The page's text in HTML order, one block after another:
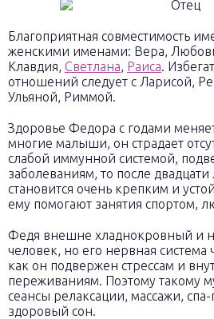
Благоприятная совместимость
женскими именами: Вера,
Клавдия, Светлана, Раиса.
отношений следует с Ларисой,
Ульяной, Риммой.
Здоровье Федора с годами
многие малыши, он страдает
слабой иммунной системой,
заболеваниям, то после двадцати
становится очень крепким и
ему помогают занятия спортом,
Федя внешне хладнокровный и
человек, но его нервная система
как он подвержен стрессам и
переживаниям. Поэтому такому
сеансы релаксации, массажи,
здоровый сон.